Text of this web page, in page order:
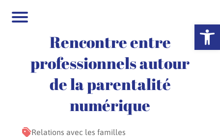
Ouvrir
Rencontre entre
professionnels autour
de la parentalité
numérique
Relations avec les familles